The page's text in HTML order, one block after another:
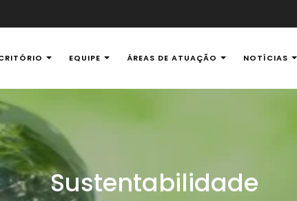
Ambiental
EQUIPE ÁREAS DE ATUAÇÃO NOTÍCIAS
Sustentabilidade